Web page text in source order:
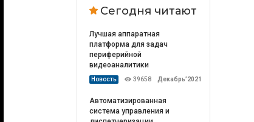
Сегодня читают
Лучшая аппаратная
платформа для задач
периферийной
видеоаналитики
Новость 39658 Декабрь’2021
Автоматизированная
система управления и